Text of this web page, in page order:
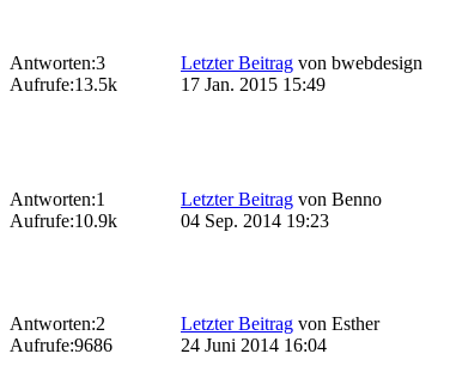
Antworten:3
Aufrufe:13.5k
Letzter Beitrag von bwebdesign
17 Jan. 2015 15:49
Antworten:1
Aufrufe:10.9k
Letzter Beitrag von Benno
04 Sep. 2014 19:23
Antworten:2
Aufrufe:9686
Letzter Beitrag von Esther
24 Juni 2014 16:04